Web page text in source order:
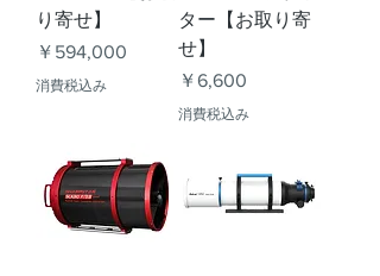
り寄せ】
価格
￥594,000
消費税込み
ター【お取り寄
せ】
価格
￥6,600
消費税込み